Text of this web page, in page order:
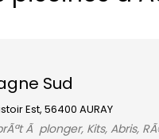
Sud
Est, 56400 AURAY
Ã plonger, Kits, Abris,